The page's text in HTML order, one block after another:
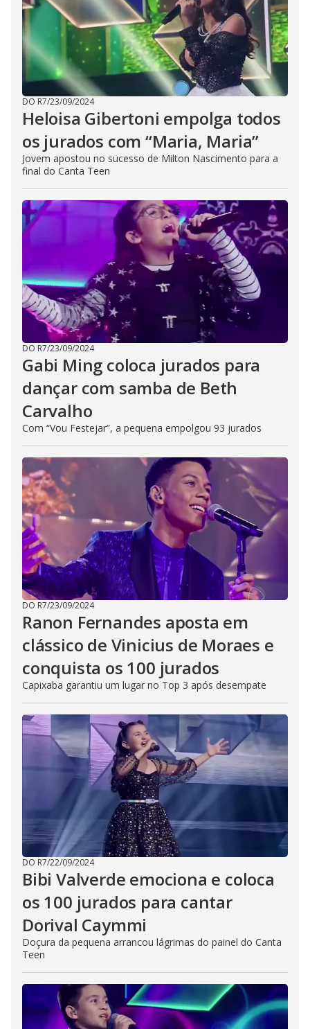
DO R7/23/09/2024
Heloisa Gibertoni empolga todos
os jurados com “Maria, Maria”
Jovem apostou no sucesso de Milton Nascimento para a
final do Canta Teen
DO R7/23/09/2024
Gabi Ming coloca jurados para
dançar com samba de Beth
Carvalho
Com “Vou Festejar”, a pequena empolgou 93 jurados
DO R7/23/09/2024
Ranon Fernandes aposta em
clássico de Vinicius de Moraes e
conquista os 100 jurados
Capixaba garantiu um lugar no Top 3 após desempate
DO R7/22/09/2024
Bibi Valverde emociona e coloca
os 100 jurados para cantar
Dorival Caymmi
Doçura da pequena arrancou lágrimas do painel do Canta
Teen